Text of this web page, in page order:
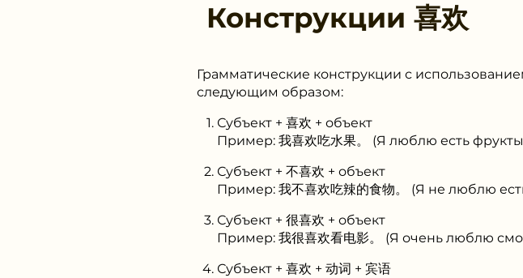
Конструкции 喜欢
Грамматические конструкции с
следующим образом:
Субъект + 喜欢 + объект
Пример: 我喜欢吃水果。 (Я люблю есть
Субъект + 不喜欢 + объект
Пример: 我不喜欢吃辣的食物。 (Я не люблю
Субъект + 很喜欢 + объект
Пример: 我很喜欢看电影。 (Я очень люблю
Субъект + 喜欢 + 动词 + 宾语